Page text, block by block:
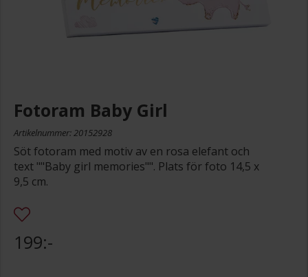
Fotoram Baby Girl
Artikelnummer: 20152928
Söt fotoram med motiv av en rosa elefant och
text ""Baby girl memories"". Plats för foto 14,5 x
9,5 cm.
199:-